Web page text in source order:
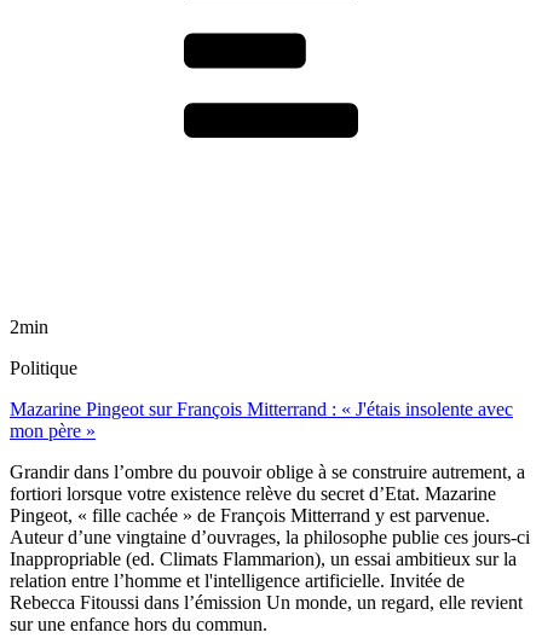
2min
Politique
Mazarine Pingeot sur François Mitterrand : « J'étais insolente avec
mon père »
Grandir dans l’ombre du pouvoir oblige à se construire autrement, a
fortiori lorsque votre existence relève du secret d’Etat. Mazarine
Pingeot, « fille cachée » de François Mitterrand y est parvenue.
Auteur d’une vingtaine d’ouvrages, la philosophe publie ces jours-ci
Inappropriable (ed. Climats Flammarion), un essai ambitieux sur la
relation entre l’homme et l'intelligence artificielle. Invitée de
Rebecca Fitoussi dans l’émission Un monde, un regard, elle revient
sur une enfance hors du commun.